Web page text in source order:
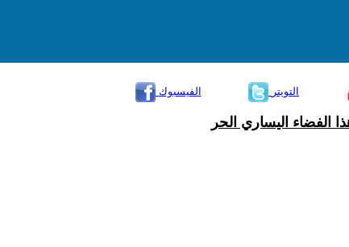
الفيسبوك
التويتر
الفضاء اليساري الحر